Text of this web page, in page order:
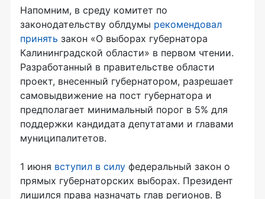
Напомним, в среду комитет по
законодательству облдумы рекомендовал
принять закон «О выборах губернатора
Калининградской области» в первом чтении.
Разработанный в правительстве области
проект, внесенный губернатором, разрешает
самовыдвижение на пост губернатора и
предполагает минимальный порог в 5% для
поддержки кандидата депутатами и главами
муниципалитетов.
1 июня вступил в силу федеральный закон о
прямых губернаторских выборах. Президент
лишился права назначать глав регионов. В